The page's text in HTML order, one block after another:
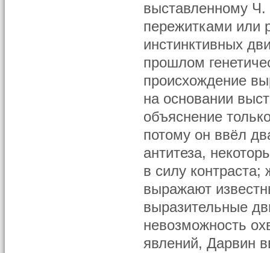
выставленному
пережитками или
инстинктивных
прошлом
происхождение
на основании
объяснение
потому он ввёл
антитеза,
в силу
выражают
выразительные
невозможность
явлений, Дарвин